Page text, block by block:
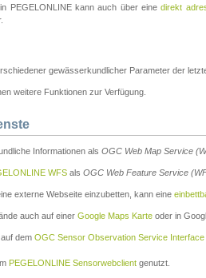
PEGELONLINE kann auch über einedirekt
gewässerkundlicher Parameter der
weitere Funktionen zur Verfügung.
Informationen als OGC Web Map Service
WFS als OGC Web Feature Service
externe Webseite einzubetten, kann eine
auch auf einer Google Maps Karte oder in
dem OGC Sensor Observation Service
PEGELONLINE Sensorwebclient genutzt.